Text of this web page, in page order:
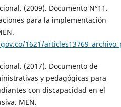
(2009). Documento N°11.
para la implementación
1621/
(2017). Documento de
y pedagógicas para
con discapacidad en el
MEN.